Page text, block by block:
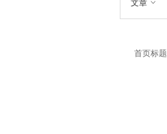
文章 ꀁ
首页标题